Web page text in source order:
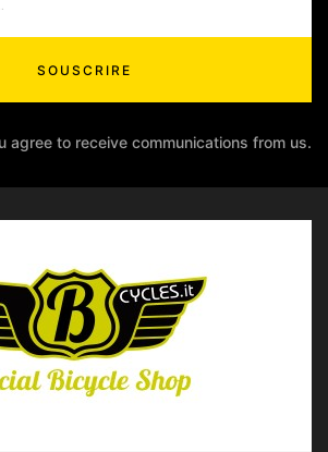
SOUSCRIRE
agree to receive communications from us.